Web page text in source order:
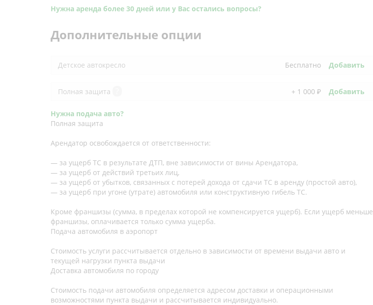
Нужна аренда более 30 дней или у Вас остались вопросы?
Дополнительные опции
Детское автокресло Бесплатно Добавить
Полная защита + 1 000 ₽ Добавить
Нужна подача авто?
Полная защита
Арендатор освобождается от ответственности:
— за ущерб ТС в результате ДТП, вне зависимости от вины Арендатора,
— за ущерб от действий третьих лиц,
— за ущерб от убытков, связанных с потерей дохода от сдачи ТС в аренду (простой авто),
— за ущерб при угоне (утрате) автомобиля или конструктивную гибель ТС.
Кроме франшизы (сумма, в пределах которой не компенсируется ущерб). Если ущерб меньше
франшизы, оплачивается только сумма ущерба.
Подача автомобиля в аэропорт
Стоимость услуги рассчитывается отдельно в зависимости от времени выдачи авто и
текущей нагрузки пункта выдачи
Доставка автомобиля по городу
Стоимость подачи автомобиля определяется адресом доставки и операционными
возможностями пункта выдачи и рассчитывается индивидуально.